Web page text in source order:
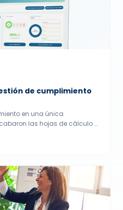
de cumplimiento
en una única
las hojas de cálculo y